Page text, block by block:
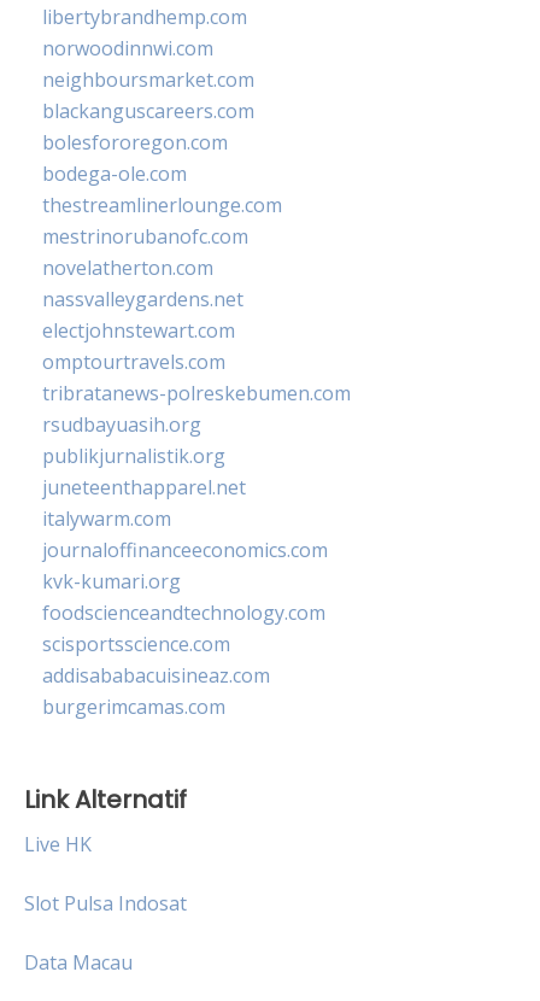
libertybrandhemp.com
norwoodinnwi.com
neighboursmarket.com
blackanguscareers.com
bolesfororegon.com
bodega-ole.com
thestreamlinerlounge.com
mestrinorubanofc.com
novelatherton.com
nassvalleygardens.net
electjohnstewart.com
omptourtravels.com
tribratanews-polreskebumen.com
rsudbayuasih.org
publikjurnalistik.org
juneteenthapparel.net
italywarm.com
journaloffinanceeconomics.com
kvk-kumari.org
foodscienceandtechnology.com
scisportsscience.com
addisababacuisineaz.com
burgerimcamas.com
Link Alternatif
Live HK
Slot Pulsa Indosat
Data Macau